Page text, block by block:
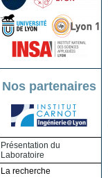
Nos partenaires
Présentation du
Laboratoire
La recherche